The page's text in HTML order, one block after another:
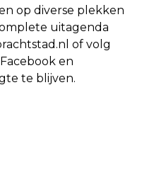
op diverse plekken
uitagenda
of volg
en
te blijven.